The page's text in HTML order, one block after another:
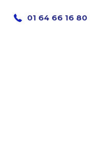
01 64 66 16 80